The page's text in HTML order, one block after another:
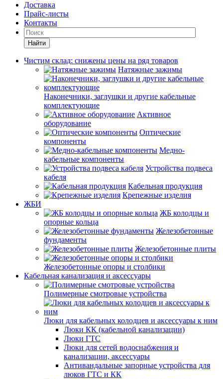
Доставка
Прайс-листы
Контакты
Найти
Чистим склад: снижены цены на ряд товаров
Натяжные зажимы
Наконечники, заглушки и другие кабельные
комплектующие
Активное
оборудование
Оптические
компоненты
Медно-
кабельные компоненты
Устройства подвеса
кабеля
Кабельная продукция
Крепежные изделия
ЖБИ
ЖБ колодцы и
опорные кольца
Железобетонные
фундаменты
Железобетонные плиты
Железобетонные опоры и столбики
Кабельная канализация и аксессуары
Полимерные смотровые устройства
Люки для кабельных колодцев и аксессуары к ним
Люки КК (кабельной канализации)
Люки ГТС
Люки для сетей водоснабжения и
канализации, аксессуары
Антивандальные запорные устройства для
люков ГТС и КК